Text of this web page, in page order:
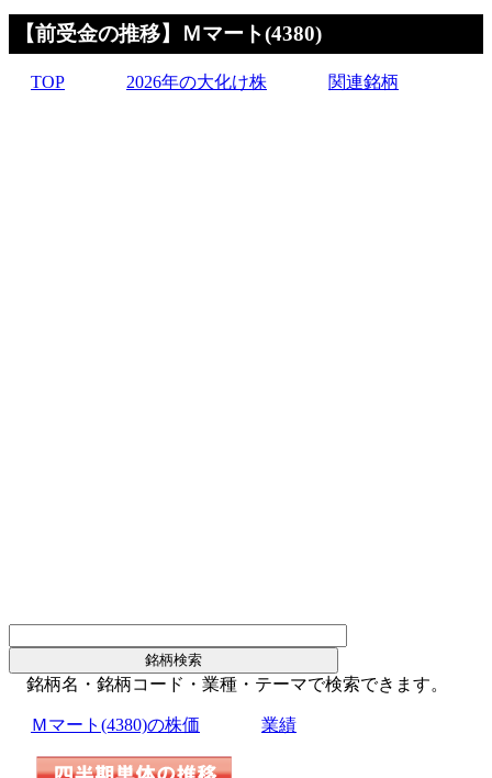
【前受金の推移】Ｍマート(4380)
TOP 2026年の大化け株 関連銘柄
銘柄名・銘柄コード・業種・テーマで検索できます。
Ｍマート(4380)の株価 業績